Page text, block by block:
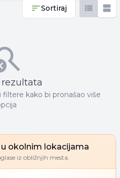
Sortiraj
filtere kako bi pronašao više
u okolnim lokacijama
iz obližnjih mesta.